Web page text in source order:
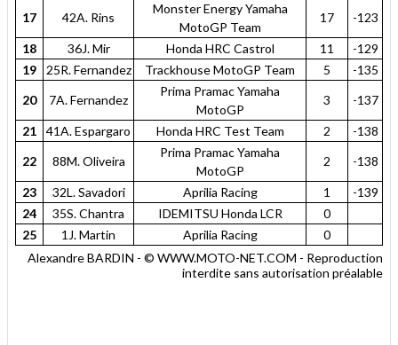
17 42A. Rins
Monster Energy Yamaha
MotoGP Team
17 -123
18 36J. Mir Honda HRC Castrol 11
-129
19
25R. Fernandez Trackhouse MotoGP Team 5
-135
20
7A. Fernandez
Prima Pramac Yamaha
MotoGP
3 -137
21 41A. Espargaro Honda HRC Test Team 2
-138
22
88M. Oliveira
Prima Pramac Yamaha
MotoGP
2 -138
23 32L. Savadori Aprilia Racing 1
-139
24
35S. Chantra IDEMITSU Honda LCR
0
25
1J. Martin Aprilia Racing
0
Alexandre BARDIN - © WWW.MOTO-NET.COM - Reproduction
interdite sans autorisation préalable